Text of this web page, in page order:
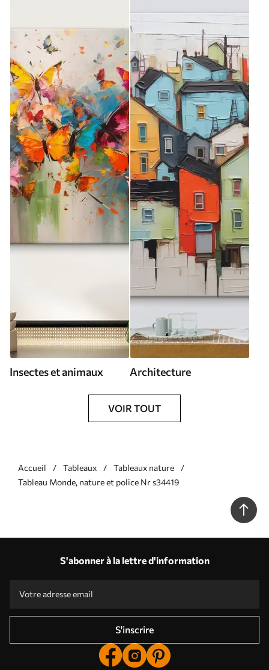
Insectes et animaux Architecture
VOIR TOUT
Accueil Tableaux
Tableaux nature
Tableau Monde, nature et police Nr s34419
S'abonner à la lettre d'information
S'inscrire